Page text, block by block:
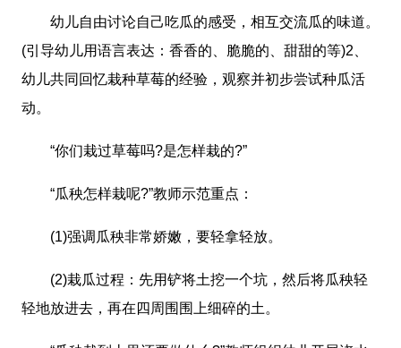
幼儿自由讨论自己吃瓜的感受，相互交流瓜的味道。
(引导幼儿用语言表达：香香的、脆脆的、甜甜的等)2、
幼儿共同回忆栽种草莓的经验，观察并初步尝试种瓜活
动。
“你们栽过草莓吗?是怎样栽的?”
“瓜秧怎样栽呢?”教师示范重点：
(1)强调瓜秧非常娇嫩，要轻拿轻放。
(2)栽瓜过程：先用铲将土挖一个坑，然后将瓜秧轻
轻地放进去，再在四周围围上细碎的土。